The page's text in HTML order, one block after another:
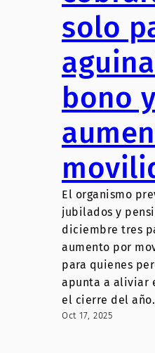
solo
bono
El organismo
jubilados y
diciembre tres
aumento por
para quienes
apunta a aliviar
el cierre del año.
Oct 17, 2025